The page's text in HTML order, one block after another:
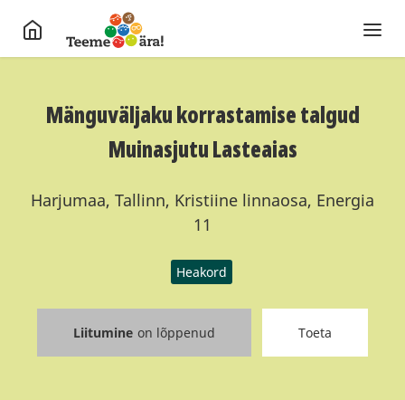
Mänguväljaku korrastamise talgud
Muinasjutu Lasteaias
Harjumaa, Tallinn, Kristiine linnaosa, Energia
11
Heakord
Liitumine on lõppenud Toeta